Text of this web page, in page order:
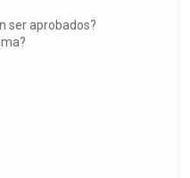
ser aprobados?